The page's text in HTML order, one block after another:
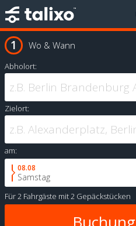
Wo & Wann
Abholort:
Zielort:
am:
08.08
Samstag
Für2 Fahrgäste mit2 Gepäckstücken